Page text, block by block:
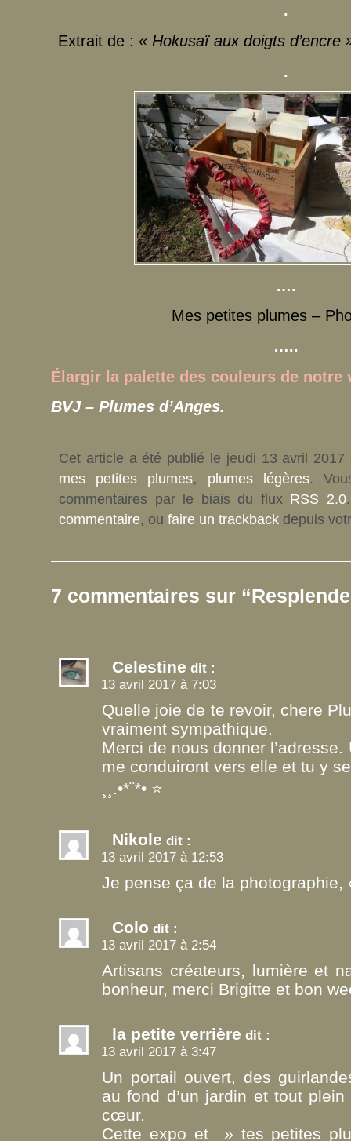
.
Extrait de : « Hokusaï aux doigts d’encre
.
….
Mes petites plumes –
…..
Élargir la palette des couleurs de
BVJ – Plumes d’Anges.
Cet article a été publié le jeudi 13 avril
mes petites plumes, plumes légères.
commentaires par le biais du flux RSS 2.0
commentaire, ou faire un trackback depuis
7 commentaires sur
Celestine dit :
13 avril 2017 à 7:03
Quelle joie de te revoir, chere
vraiment sympathique.
Merci de nous donner
me conduiront vers elle et tu y
¸¸.•*¨*• ⭐️
Nikole dit :
13 avril 2017 à 12:53
Je pense ça de la
Colo dit :
13 avril 2017 à 2:54
Artisans créateurs, lumière et
bonheur, merci Brigitte et bon
la petite verrière dit :
13 avril 2017 à 3:47
Un portail ouvert, des
au fond d’un jardin et tout
cœur.
Cette expo et » tes petites